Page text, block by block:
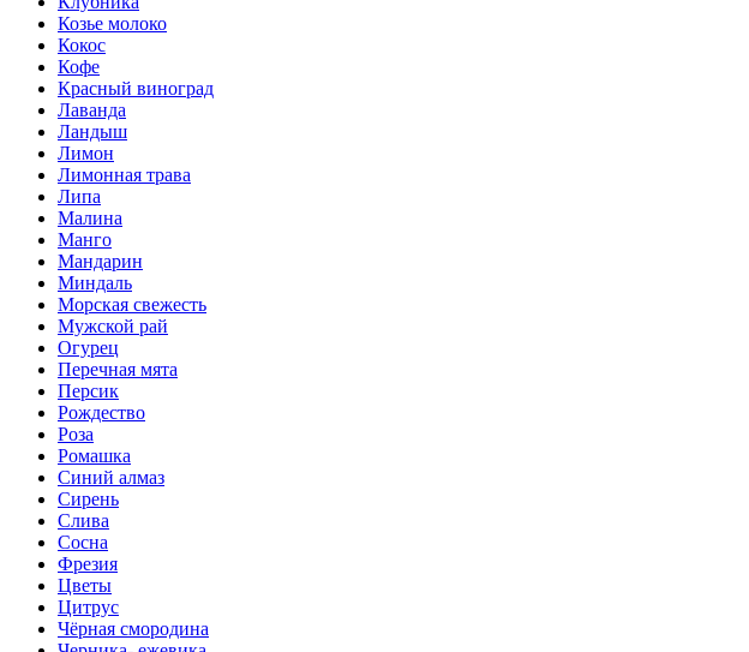
Козье молоко
Кокос
Кофе
Красный виноград
Лаванда
Ландыш
Лимон
Лимонная трава
Липа
Малина
Манго
Мандарин
Миндаль
Морская свежесть
Мужской рай
Огурец
Перечная мята
Персик
Рождество
Роза
Ромашка
Синий алмаз
Сирень
Слива
Сосна
Фрезия
Цветы
Цитрус
Чёрная смородина